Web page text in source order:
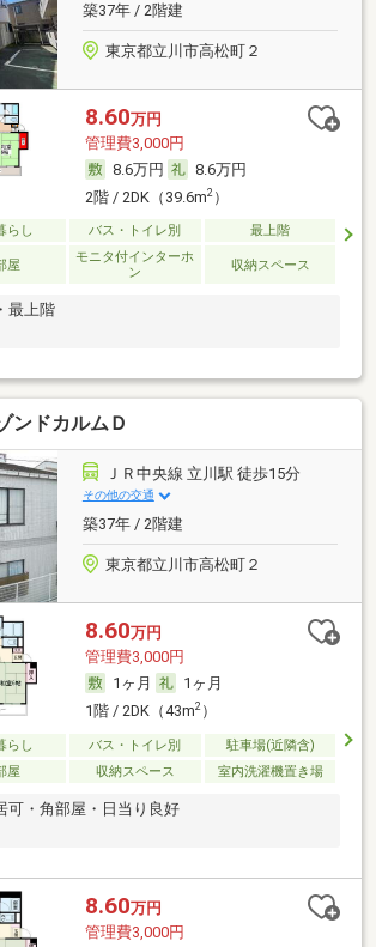
築37年 / 2階建
東京都立川市高松町２
8.60万円
管理費3,000円
8.6万円
8.6万円
2階 / 2DK（39.6m2）
らし バス・トイレ別 最上階
屋
モニタ付インターホ
ン
収納スペース
最上階
ンドカルムＤ
ＪＲ中央線 立川駅 徒歩15分
その他の交通
築37年 / 2階建
東京都立川市高松町２
8.60万円
管理費3,000円
1ヶ月
1ヶ月
1階 / 2DK（43m2）
らし バス・トイレ別
駐車場(近隣含)
屋
収納スペース 室内洗濯機置き場
可・角部屋・日当り良好
8.60万円
管理費3,000円